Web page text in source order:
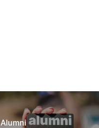
Alumni